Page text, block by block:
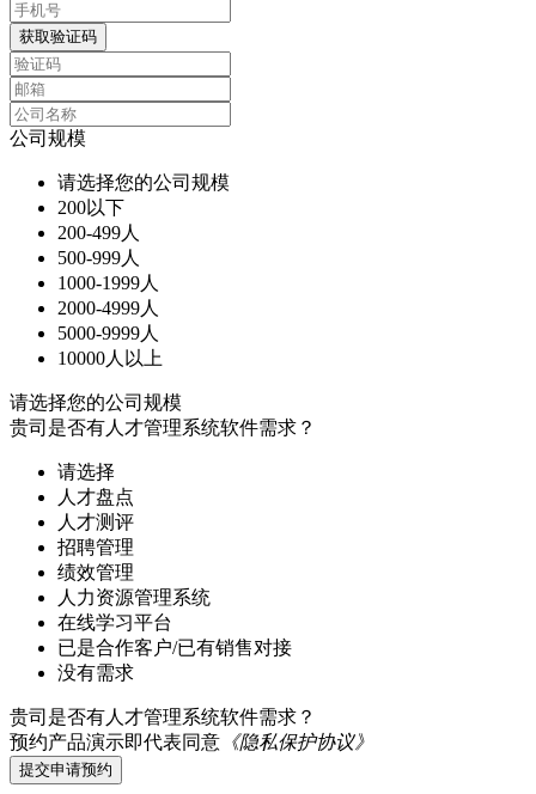
获取验证码
公司规模
请选择您的公司规模
200以下
200-499人
500-999人
1000-1999人
2000-4999人
5000-9999人
10000人以上
请选择您的公司规模
贵司是否有人才管理系统软件需求？
请选择
人才盘点
人才测评
招聘管理
绩效管理
人力资源管理系统
在线学习平台
已是合作客户/已有销售对接
没有需求
贵司是否有人才管理系统软件需求？
预约产品演示即代表同意 《隐私保护协议》
提交申请预约